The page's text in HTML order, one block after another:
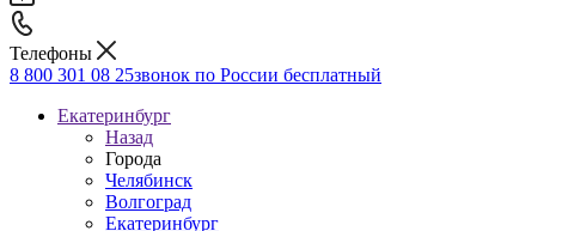
Телефоны
8 800 301 08 25звонок по России бесплатный
Екатеринбург
Назад
Города
Челябинск
Волгоград
Екатеринбург